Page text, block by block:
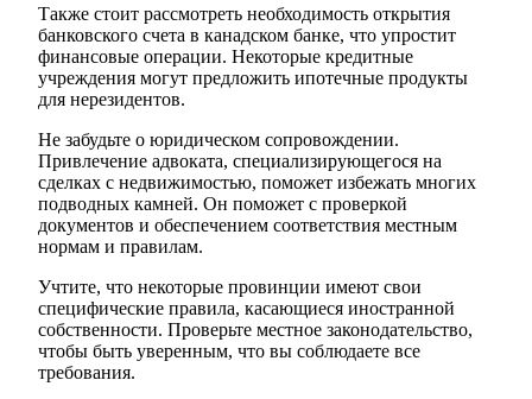
Также стоит рассмотреть необходимость открытия
банковского счета в канадском банке, что упростит
финансовые операции. Некоторые кредитные
учреждения могут предложить ипотечные продукты
для нерезидентов.
Не забудьте о юридическом сопровождении.
Привлечение адвоката, специализирующегося на
сделках с недвижимостью, поможет избежать многих
подводных камней. Он поможет с проверкой
документов и обеспечением соответствия местным
нормам и правилам.
Учтите, что некоторые провинции имеют свои
специфические правила, касающиеся иностранной
собственности. Проверьте местное законодательство,
чтобы быть уверенным, что вы соблюдаете все
требования.